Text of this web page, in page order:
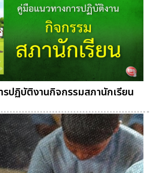
ปฏิบัติงานกิจกรรมสภานักเรียน